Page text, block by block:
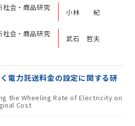
社会・商品研究
小林 紀
社会・商品研究
武石 哲夫
電力託送料金の設定に関する研
the Wheeling Rate of Electricity on
Cost